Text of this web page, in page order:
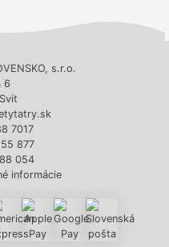
s.r.o.
6
7017
877
054
informácie